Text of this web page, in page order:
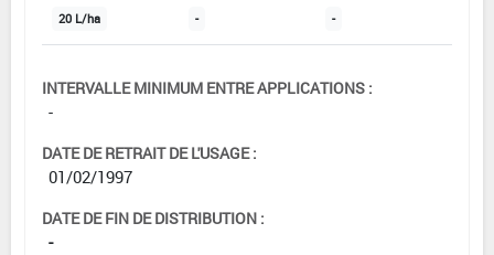
20 L/ha - -
INTERVALLE MINIMUM ENTRE APPLICATIONS :
-
DATE DE RETRAIT DE L'USAGE :
01/02/1997
DATE DE FIN DE DISTRIBUTION :
-